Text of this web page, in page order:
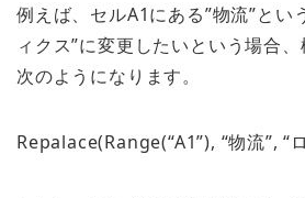
例えば、セルA1にある”物流”とい
ィクス”に変更したいという場合
次のようになります。
Repalace(Range(“A1”), “物流”, “